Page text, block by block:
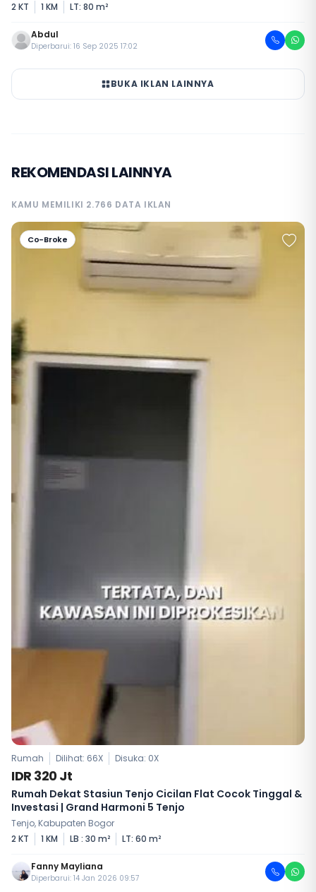
2 KT
1 KM LT: 80 m²
Abdul
Diperbarui: 16 Sep 2025 17:02
BUKA IKLAN LAINNYA
REKOMENDASI LAINNYA
KAMU MEMILIKI 2.766 DATA IKLAN
Co-Broke
Rumah Dilihat: 66X Disuka: 0X
IDR 320 Jt
Rumah Dekat Stasiun Tenjo Cicilan Flat Cocok Tinggal &
Investasi | Grand Harmoni 5 Tenjo
Tenjo, Kabupaten Bogor
2 KT
1 KM LB : 30 m² LT: 60 m²
Fanny Mayliana
Diperbarui: 14 Jan 2026 09:57